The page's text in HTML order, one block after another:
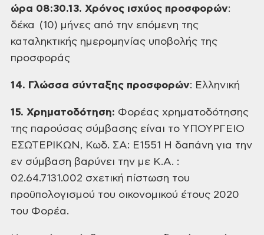
ώρα 08:30.13. Χρόνος ισχύος προσφορών:
δέκα (10) μήνες από την επόμενη της
καταληκτικής ημερομηνίας υποβολής της
προσφοράς
14. Γλώσσα σύνταξης προσφορών: Ελληνική
15. Χρηματοδότηση: Φορέας χρηματοδότησης
της παρούσας σύμβασης είναι το ΥΠΟΥΡΓΕΙΟ
ΕΣΩΤΕΡΙΚΩΝ, Κωδ. ΣΑ: Ε1551 Η δαπάνη για την
εν σύμβαση βαρύνει την με Κ.Α. :
02.64.7131.002 σχετική πίστωση του
προϋπολογισμού του οικονομικού έτους 2020
του Φορέα.